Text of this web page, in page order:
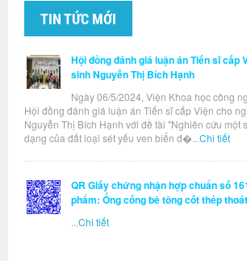
TIN TỨC MỚI
Hội đồng đánh giá luận án Tiến sĩ cấp
sinh Nguyễn Thị Bích Hạnh
Ngày 06/5/2024, Viện Khoa học công
Hội đồng đánh giá luận án Tiến sĩ cấp Viện cho
Nguyễn Thị Bích Hạnh với đề tài "Nghiên cứu một
dạng của đất loại sét yếu ven biển đ�... Chi tiết
QR Giấy chứng nhận hợp chuẩn số
phẩm: Ống cống bê tông cốt thép
Chi tiết